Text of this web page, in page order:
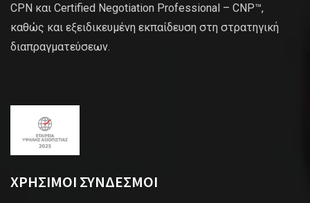
CPN και Certified Negotiation Professional – CNP™,
καθώς και εξειδικευμένη εκπαίδευση στη στρατηγική
διαπραγματεύσεων.
ΧΡΗΣΙΜΟΙ ΣΥΝΔΕΣΜΟΙ